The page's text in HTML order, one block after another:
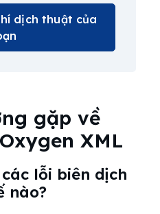
dịch thuật của
gặp về
XML
lỗi biên dịch
nào?